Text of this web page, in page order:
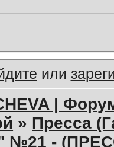
или
|
» Пресса
№21 -